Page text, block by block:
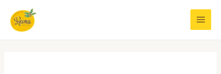
content